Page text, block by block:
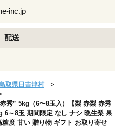
inc.jp
配送
取県日吉津村
秀” 5kg（6〜8玉入）【梨 赤梨 赤秀
6～8玉 期間限定 なし ナシ 晩生梨 果
度 甘い 贈り物 ギフト お取り寄せ